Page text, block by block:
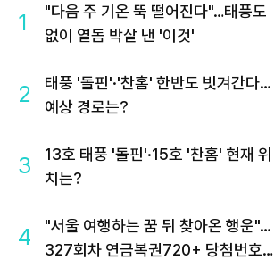
1
"다음 주 기온 뚝 떨어진다"…태풍도
없이 열돔 박살 낸 '이것'
2
태풍 '돌핀'·'찬홈' 한반도 빗겨간다…
예상 경로는?
3
13호 태풍 '돌핀'·15호 '찬홈' 현재 위
치는?
4
"서울 여행하는 꿈 뒤 찾아온 행운"…
327회차 연금복권720+ 당첨번호조